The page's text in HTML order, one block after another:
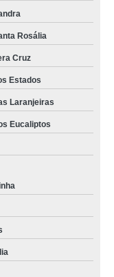
Santa Rosália
Rosália
Cruz
Estados
Laranjeiras
Eucaliptos